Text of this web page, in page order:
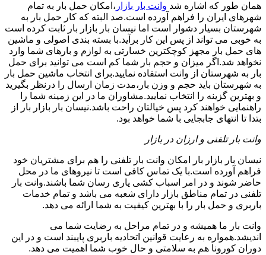
همان طور که اشاره شد وانت بار بازار ،امکان حمل بار به تمام
شهرهای ایران را فراهم آورده است.صد البته که کار حمل بار به
شهرستان بسیار دشوار است اما نیسان بار بازار بار ثابت کرده است
به خوبی می تواند از پس این کار برآید.با بسته بندی اصولی و ماشین
های حمل بار مجهز کوچکترین خسارتی به لوازم و بارهای شما وارد
نخواهد شد.اگر میزان و حجم بار شما کم است می توانید برای حمل
بار به شهرستان از وانت استفاده نمایید.برای انتخاب ماشین حمل بار
به شهرستان باید حجم و وزن بار،مدت زمان ارسال را درنظر بگیرید
و بهترین گزینه را انتخاب نمایید.مشاوران ما در این زمینه شما را
راهنمایی خواهند کرد پس خیالتان راحت باشد.نیسان بار بازار بار از
بتدا تا انتهای جابجایی با شما خواهد بود.
وانت بار تلفنی و ارزان در بازار
نیسان بار بازار بار امکان وانت بار تلفنی را هم برای مشتریان خود
فراهم آورده است.با یک تماس کافی است تا نیروهای ما در محل
حاضر شوند و در امر اسباب کشی یاری رسان شما باشند.وانت بار
تلفنی در تمام مناطق بازار دارای شعبه می باشد و تمام خدمات
باربری و حمل بار را با بهترین کیفیت به شما ارائه می دهد.
وانت بار ما همیشه و در تمام مراحل به رضایت شما می
اندیشد.همواره به رعایت قوانین اتحادیه باربری پایبند است و در این
دوران کورونا هم به سلامتی و حال خوب شما اهمیت می دهد.